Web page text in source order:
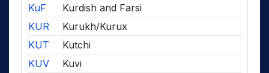
KuF
Kurdish and Farsi
KUR
Kurukh/Kurux
KUT
Kutchi
KUV
Kuvi